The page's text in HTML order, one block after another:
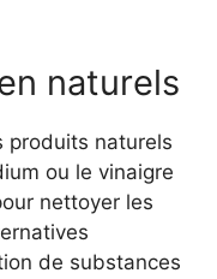
naturels
produits naturels
ou le vinaigre
nettoyer les
de substances